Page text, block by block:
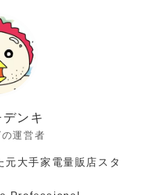
ンキ
運営者
元大手家電量販店スタ